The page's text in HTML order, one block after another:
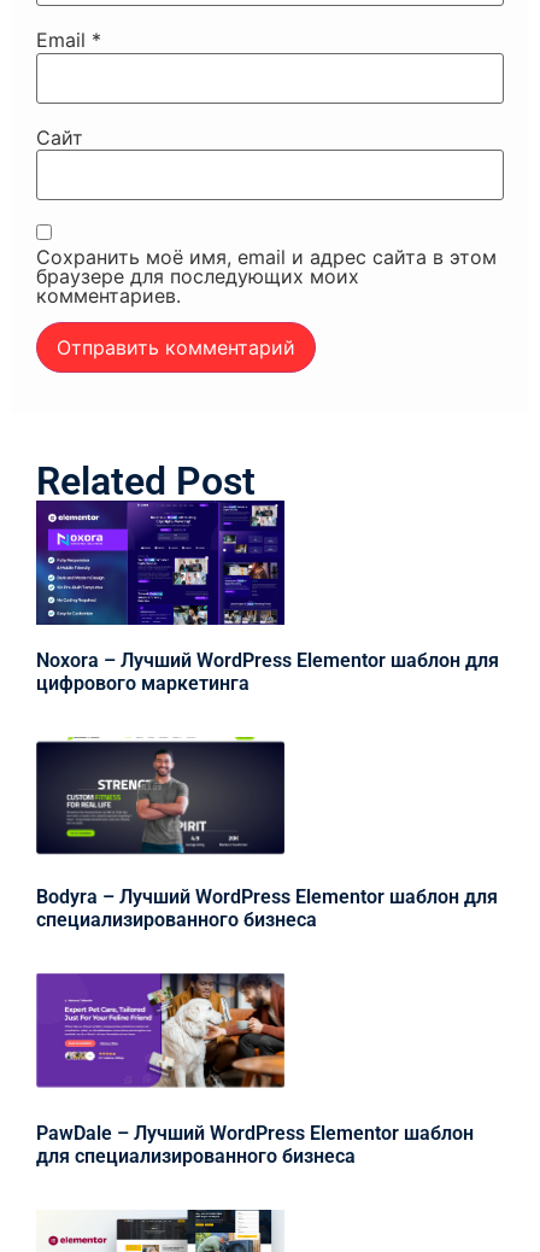
Email *
Сайт
Сохранить моё имя, email и адрес сайта в этом
браузере для последующих моих
комментариев.
Related Post
Noxora – Лучший WordPress Elementor шаблон для
цифрового маркетинга
Bodyra – Лучший WordPress Elementor шаблон для
специализированного бизнеса
PawDale – Лучший WordPress Elementor шаблон
для специализированного бизнеса